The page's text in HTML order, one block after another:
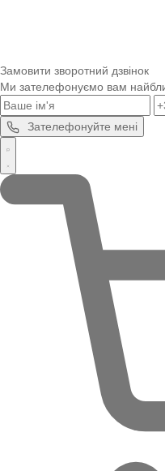
Замовити зворотний дзвінок
Ми зателефонуємо вам
Зателефонуйте мені